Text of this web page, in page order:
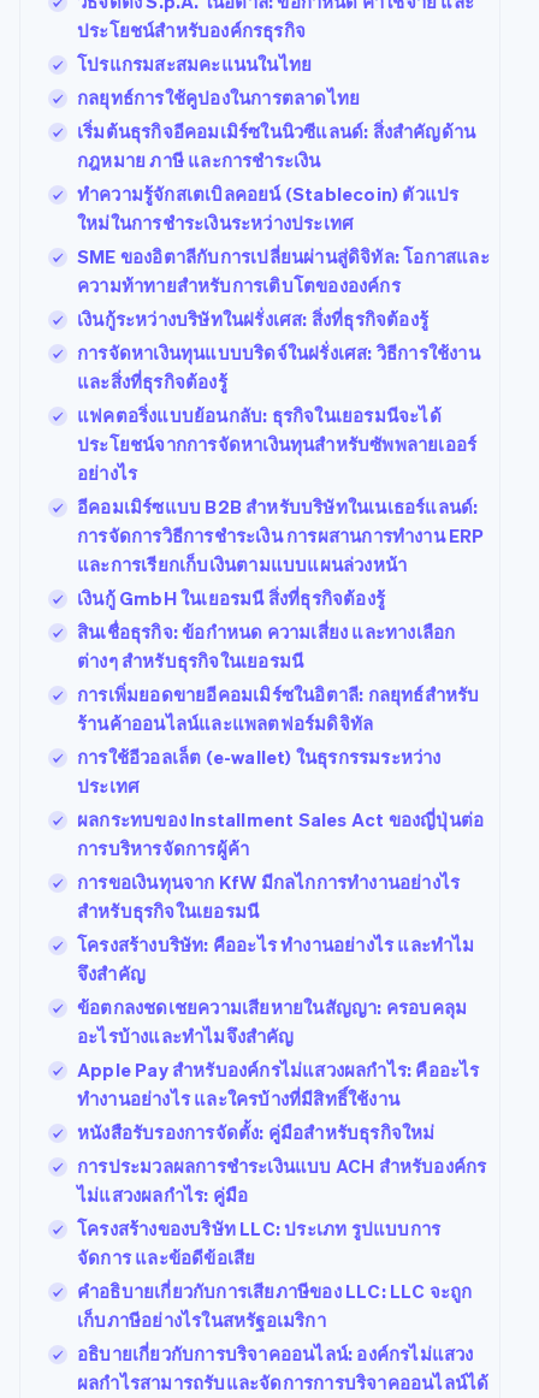
ประโยชน์สำหรับองค์กรธุรกิจ
โปรแกรมสะสมคะแนนในไทย
กลยุทธ์การใช้คูปองในการตลาดไทย
เริ่มต้นธุรกิจอีคอมเมิร์ซในนิวซีแลนด์: สิ่งสำคัญด้าน
กฎหมาย ภาษี และการชำระเงิน
ทำความรู้จักสเตเบิลคอยน์ (Stablecoin) ตัวแปร
ใหม่ในการชำระเงินระหว่างประเทศ
SME ของอิตาลีกับการเปลี่ยนผ่านสู่ดิจิทัล: โอกาสและ
ความท้าทายสำหรับการเติบโตขององค์กร
เงินกู้ระหว่างบริษัทในฝรั่งเศส: สิ่งที่ธุรกิจต้องรู้
การจัดหาเงินทุนแบบบริดจ์ในฝรั่งเศส: วิธีการใช้งาน
และสิ่งที่ธุรกิจต้องรู้
แฟคตอริ่งแบบย้อนกลับ: ธุรกิจในเยอรมนีจะได้
ประโยชน์จากการจัดหาเงินทุนสำหรับซัพพลายเออร์
อย่างไร
อีคอมเมิร์ซแบบ B2B สำหรับบริษัทในเนเธอร์แลนด์:
การจัดการวิธีการชำระเงิน การผสานการทำงาน ERP
และการเรียกเก็บเงินตามแบบแผนล่วงหน้า
เงินกู้ GmbH ในเยอรมนี สิ่งที่ธุรกิจต้องรู้
สินเชื่อธุรกิจ: ข้อกำหนด ความเสี่ยง และทางเลือก
ต่างๆ สำหรับธุรกิจในเยอรมนี
การเพิ่มยอดขายอีคอมเมิร์ซในอิตาลี: กลยุทธ์สำหรับ
ร้านค้าออนไลน์และแพลตฟอร์มดิจิทัล
การใช้อีวอลเล็ต (e-wallet) ในธุรกรรมระหว่าง
ประเทศ
ผลกระทบของ Installment Sales Act ของญี่ปุ่นต่อ
การบริหารจัดการผู้ค้า
การขอเงินทุนจาก KfW มีกลไกการทำงานอย่างไร
สำหรับธุรกิจในเยอรมนี
โครงสร้างบริษัท: คืออะไร ทำงานอย่างไร และทำไม
จึงสำคัญ
ข้อตกลงชดเชยความเสียหายในสัญญา: ครอบคลุม
อะไรบ้างและทำไมจึงสำคัญ
Apple Pay สำหรับองค์กรไม่แสวงผลกำไร: คืออะไร
ทำงานอย่างไร และใครบ้างที่มีสิทธิ์ใช้งาน
หนังสือรับรองการจัดตั้ง: คู่มือสำหรับธุรกิจใหม่
การประมวลผลการชำระเงินแบบ ACH สำหรับองค์กร
ไม่แสวงผลกำไร: คู่มือ
โครงสร้างของบริษัท LLC: ประเภท รูปแบบการ
จัดการ และข้อดีข้อเสีย
คำอธิบายเกี่ยวกับการเสียภาษีของ LLC: LLC จะถูก
เก็บภาษีอย่างไรในสหรัฐอเมริกา
อธิบายเกี่ยวกับการบริจาคออนไลน์: องค์กรไม่แสวง
ผลกำไรสามารถรับและจัดการการบริจาคออนไลน์ได้